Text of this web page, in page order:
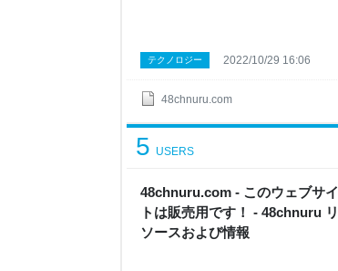
48chnuru.com
テクノロジー 2022/10/29 16:06
48chnuru.com - このウェブサイ
トは販売用です！ - 48chnuru リ
ソースおよび情報
5 USERS